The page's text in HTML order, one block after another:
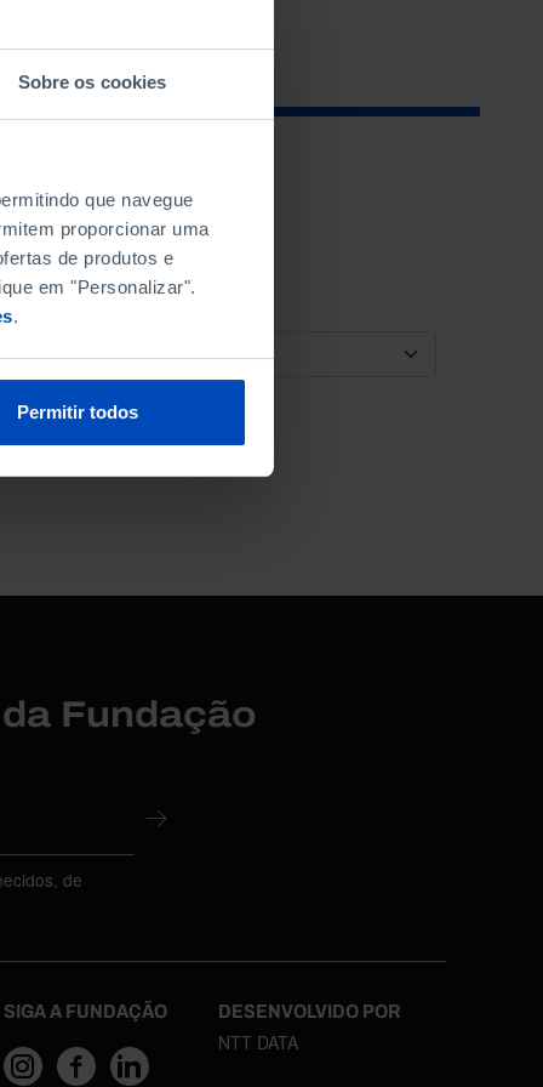
Sobre os cookies
que navegue
proporcionar uma
de produtos e
em "Personalizar".
.
Permitir todos
ORDENAR POR
Fundação
de
SIGA A FUNDAÇÃO DESENVOLVIDO POR
NTT DATA